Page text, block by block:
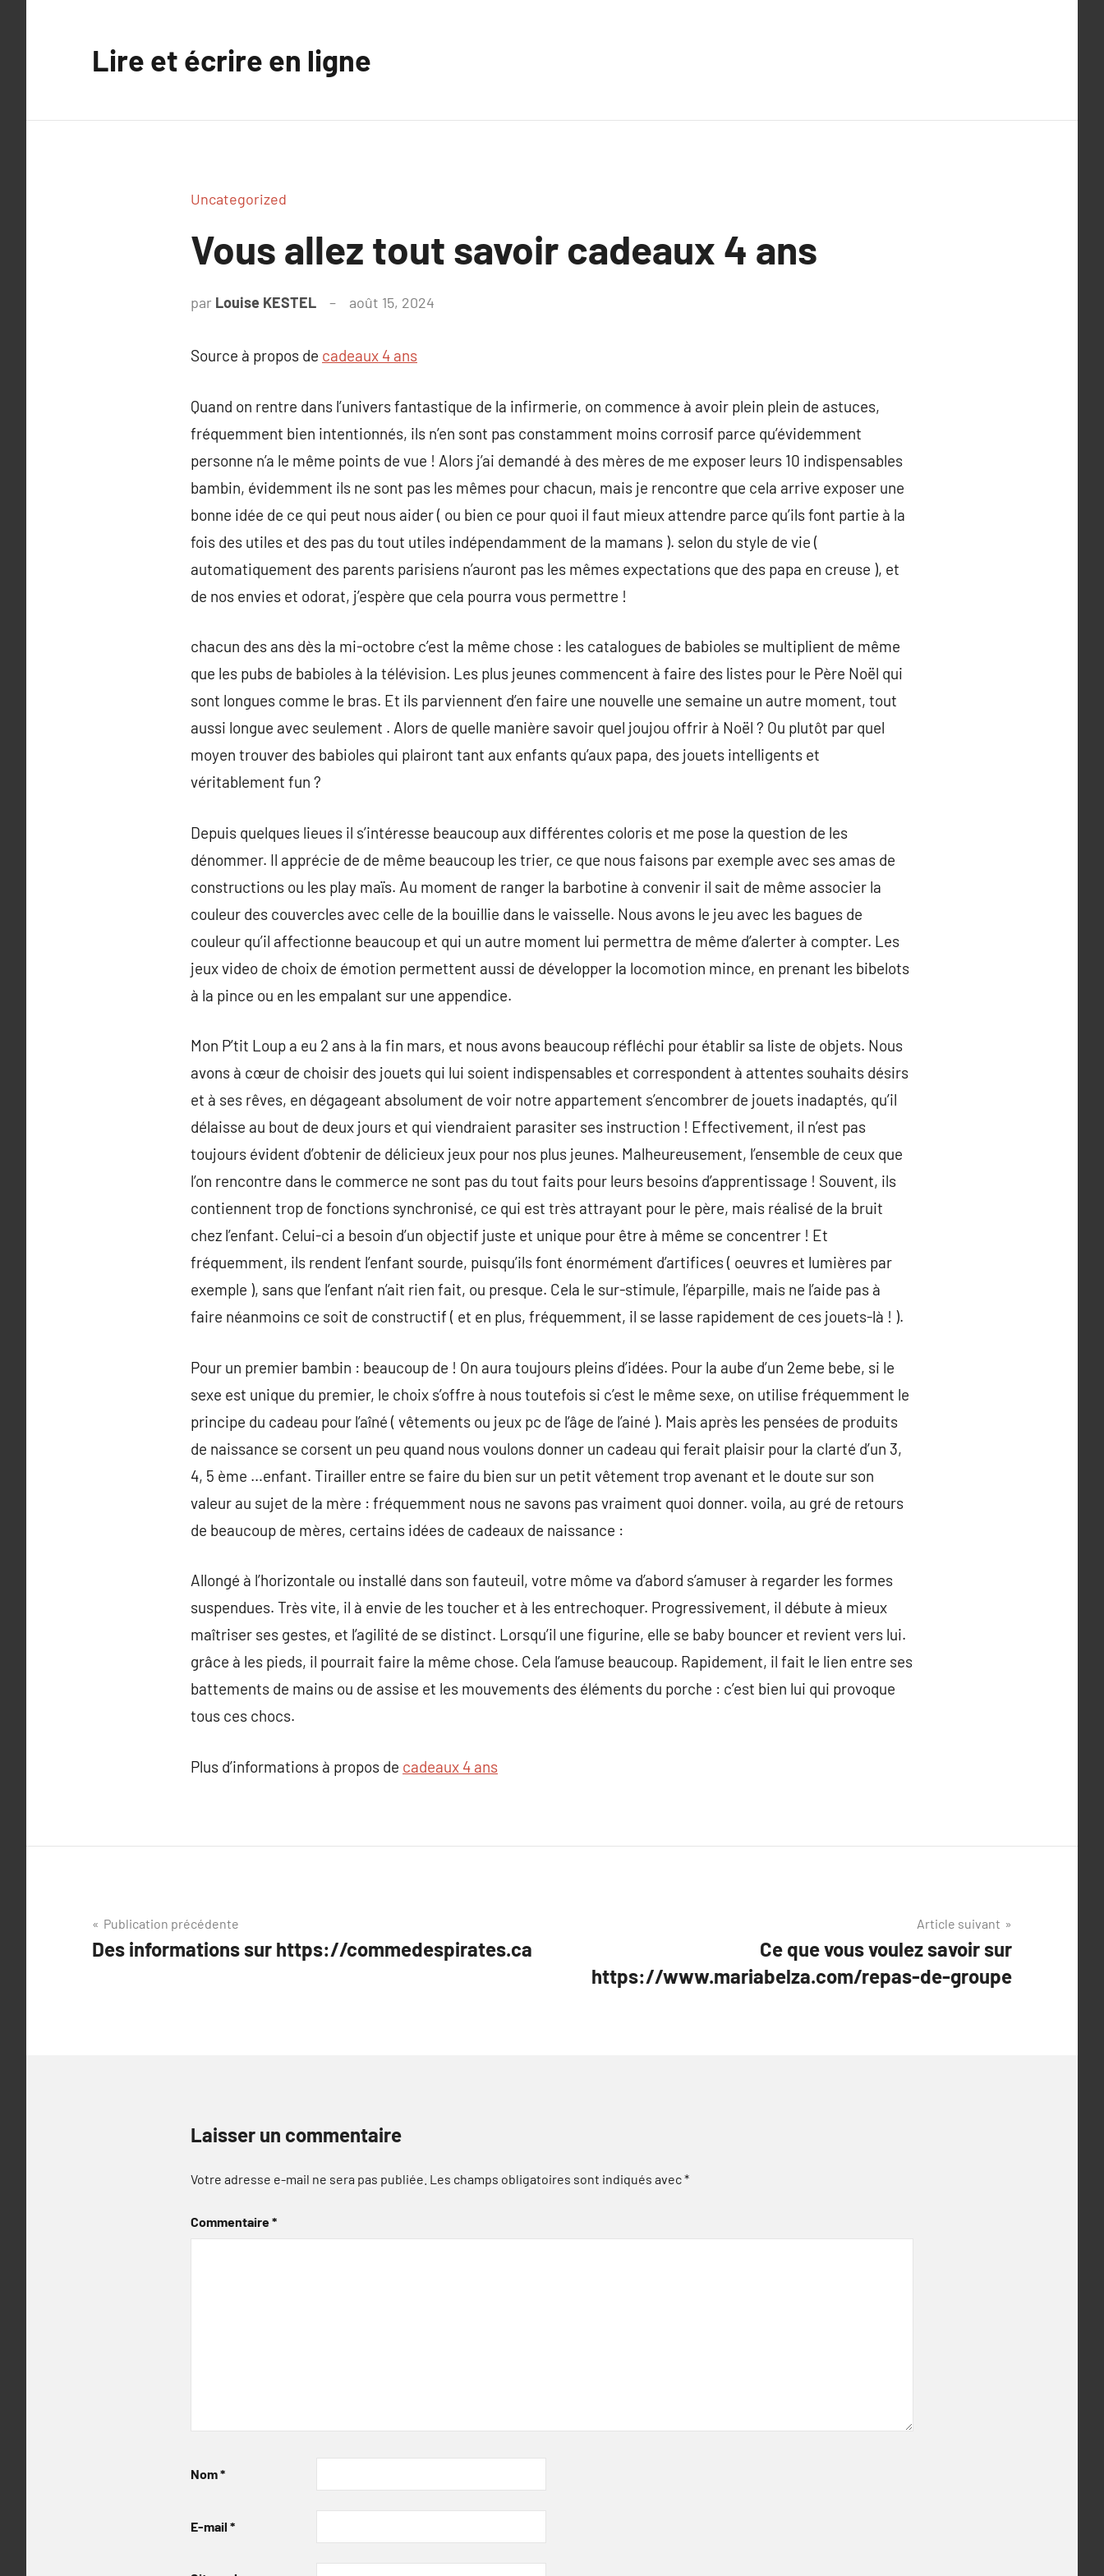
Lire et écrire en ligne
Uncategorized
Vous allez tout savoir cadeaux 4 ans
par Louise KESTEL août 15, 2024
Source à propos de cadeaux 4 ans
Quand on rentre dans l’univers fantastique de la infirmerie, on commence à avoir plein plein de astuces,
fréquemment bien intentionnés, ils n’en sont pas constamment moins corrosif parce qu’évidemment
personne n’a le même points de vue ! Alors j’ai demandé à des mères de me exposer leurs 10 indispensables
bambin, évidemment ils ne sont pas les mêmes pour chacun, mais je rencontre que cela arrive exposer une
bonne idée de ce qui peut nous aider ( ou bien ce pour quoi il faut mieux attendre parce qu’ils font partie à la
fois des utiles et des pas du tout utiles indépendamment de la mamans ). selon du style de vie (
automatiquement des parents parisiens n’auront pas les mêmes expectations que des papa en creuse ), et
de nos envies et odorat, j’espère que cela pourra vous permettre !
chacun des ans dès la mi-octobre c’est la même chose : les catalogues de babioles se multiplient de même
que les pubs de babioles à la télévision. Les plus jeunes commencent à faire des listes pour le Père Noël qui
sont longues comme le bras. Et ils parviennent d’en faire une nouvelle une semaine un autre moment, tout
aussi longue avec seulement . Alors de quelle manière savoir quel joujou offrir à Noël ? Ou plutôt par quel
moyen trouver des babioles qui plairont tant aux enfants qu’aux papa, des jouets intelligents et
véritablement fun ?
Depuis quelques lieues il s’intéresse beaucoup aux différentes coloris et me pose la question de les
dénommer. Il apprécie de de même beaucoup les trier, ce que nous faisons par exemple avec ses amas de
constructions ou les play maïs. Au moment de ranger la barbotine à convenir il sait de même associer la
couleur des couvercles avec celle de la bouillie dans le vaisselle. Nous avons le jeu avec les bagues de
couleur qu’il affectionne beaucoup et qui un autre moment lui permettra de même d’alerter à compter. Les
jeux video de choix de émotion permettent aussi de développer la locomotion mince, en prenant les bibelots
à la pince ou en les empalant sur une appendice.
Mon P’tit Loup a eu 2 ans à la fin mars, et nous avons beaucoup réfléchi pour établir sa liste de objets. Nous
avons à cœur de choisir des jouets qui lui soient indispensables et correspondent à attentes souhaits désirs
et à ses rêves, en dégageant absolument de voir notre appartement s’encombrer de jouets inadaptés, qu’il
délaisse au bout de deux jours et qui viendraient parasiter ses instruction ! Effectivement, il n’est pas
toujours évident d’obtenir de délicieux jeux pour nos plus jeunes. Malheureusement, l’ensemble de ceux que
l’on rencontre dans le commerce ne sont pas du tout faits pour leurs besoins d’apprentissage ! Souvent, ils
contiennent trop de fonctions synchronisé, ce qui est très attrayant pour le père, mais réalisé de la bruit
chez l’enfant. Celui-ci a besoin d’un objectif juste et unique pour être à même se concentrer ! Et
fréquemment, ils rendent l’enfant sourde, puisqu’ils font énormément d’artifices ( oeuvres et lumières par
exemple ), sans que l’enfant n’ait rien fait, ou presque. Cela le sur-stimule, l’éparpille, mais ne l’aide pas à
faire néanmoins ce soit de constructif ( et en plus, fréquemment, il se lasse rapidement de ces jouets-là ! ).
Pour un premier bambin : beaucoup de ! On aura toujours pleins d’idées. Pour la aube d’un 2eme bebe, si le
sexe est unique du premier, le choix s’offre à nous toutefois si c’est le même sexe, on utilise fréquemment le
principe du cadeau pour l’aîné ( vêtements ou jeux pc de l’âge de l’ainé ). Mais après les pensées de produits
de naissance se corsent un peu quand nous voulons donner un cadeau qui ferait plaisir pour la clarté d’un 3,
4, 5 ème …enfant. Tirailler entre se faire du bien sur un petit vêtement trop avenant et le doute sur son
valeur au sujet de la mère : fréquemment nous ne savons pas vraiment quoi donner. voila, au gré de retours
de beaucoup de mères, certains idées de cadeaux de naissance :
Allongé à l’horizontale ou installé dans son fauteuil, votre môme va d’abord s’amuser à regarder les formes
suspendues. Très vite, il à envie de les toucher et à les entrechoquer. Progressivement, il débute à mieux
maîtriser ses gestes, et l’agilité de se distinct. Lorsqu’il une figurine, elle se baby bouncer et revient vers lui.
grâce à les pieds, il pourrait faire la même chose. Cela l’amuse beaucoup. Rapidement, il fait le lien entre ses
battements de mains ou de assise et les mouvements des éléments du porche : c’est bien lui qui provoque
tous ces chocs.
Plus d’informations à propos de cadeaux 4 ans
Navigation
de
Publication précédente
Des informations sur https://commedespirates.ca
Article suivant
Ce que vous voulez savoir sur
https://www.mariabelza.com/repas-de-groupe
Laisser un commentaire
Votre adresse e-mail ne sera pas publiée. Les champs obligatoires sont indiqués avec*
Commentaire*
Nom*
E-mail *